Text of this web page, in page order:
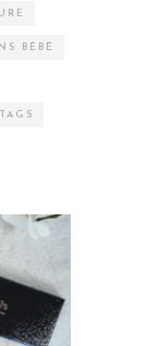
BÉBÉ
TAGS